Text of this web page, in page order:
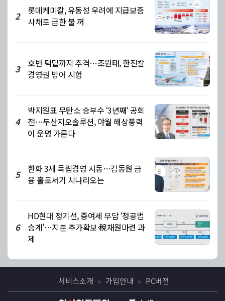
2
롯데케미칼, 유동성 우려에 지급보증
사채로 급한 불 꺼
3
호반 턱밑까지 추격…조원태, 한진칼
경영권 방어 시험
4
박지원표 무탄소 승부수 ‘3년째‘ 공회
전…두산지오솔루션, 야월 해상풍력
이 운명 가른다
5
한화 3세 독립경영 시동…김동원 금
융 홀로서기 시나리오는
6
HD현대 정기선, 증여세 부담 ‘정공법
승계’…지분 추가확보·稅재원마련 과
제
서비스소개 ● 가입안내 ● PC버전